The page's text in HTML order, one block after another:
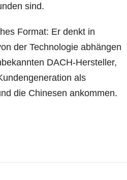
sind.
Format: Er denkt in
der Technologie abhängen
DACH-Hersteller,
als
die Chinesen ankommen.